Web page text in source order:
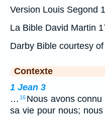
Version Louis Segond
La Bible David Martin
Darby Bible courtesy of
Contexte
1 Jean 3
… 16 Nous avons
sa vie pour nous;